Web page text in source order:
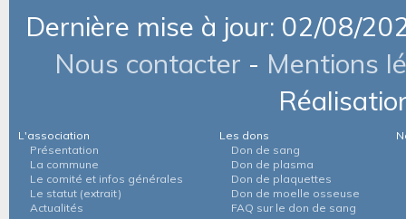
Dernière mise à jour: 02/08/
Nous contacter - Mentions
L'association
Présentation
La commune
Le comité et infos générales
Le statut (extrait)
Actualités
Les dons
Don de sang
Don de plasma
Don de plaquettes
Don de moelle osseuse
FAQ sur le don de sang